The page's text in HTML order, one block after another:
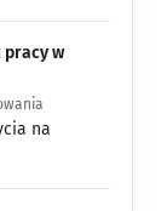
pracy w
na